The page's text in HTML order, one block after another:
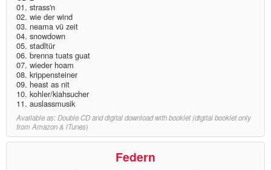
01. strass'n
02. wie der wind
03. neama vü zeit
04. snowdown
05. stadltür
06. brenna tuats guat
07. wieder hoam
08. krippensteiner
09. heast as nit
10. kohler/kiahsucher
11. auslassmusik
Available as: Double CD and digital download with booklet (digital booklet only
from Amazon & iTunes)
Federn